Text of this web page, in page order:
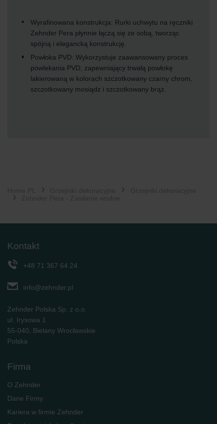
danych Zehnder
Zehnder Group UK Limited: Privacy Policy
Wyrafinowana konstrukcja: Rurki uchwytu na ręczniki
Zehnder Pera płynnie łączą się ze sobą, tworząc
spójną i elegancką konstrukcję.
Powłoka PVD: Wykorzystuje zaawansowany proces
powlekania PVD, zapewniający trwałą powłokę
lakierowaną w kolorach szczotkowany czarny chrom,
szczotkowany mosiądz i szczotkowany brąz.
Kontakt
+48 71 367 64 24
info@zehnder.pl
Zehnder Polska Sp. z o.o.
ul. Irysowa 1
55-040, Bielany Wrocławskie
Polska
Firma
O Zehnder
Dane Firmy
Kariera w firmie Zehnder